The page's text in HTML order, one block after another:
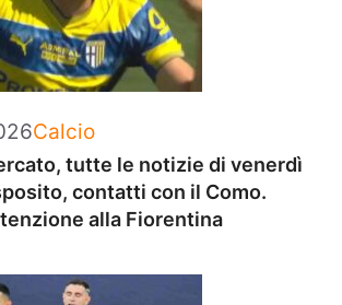
Categorie
Calcio
tutte le notizie di venerdì
contatti con il Como.
alla Fiorentina